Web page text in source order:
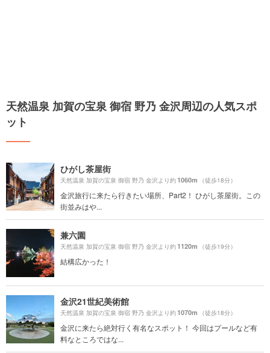
天然温泉 加賀の宝泉 御宿 野乃 金沢周辺の人気スポ
ット
ひがし茶屋街
天然温泉 加賀の宝泉 御宿 野乃 金沢より約1060m （徒歩18分）
金沢旅行に来たら行きたい場所、Part2！ ひがし茶屋街。この
街並みはや...
兼六園
天然温泉 加賀の宝泉 御宿 野乃 金沢より約1120m （徒歩19分）
結構広かった！
金沢21世紀美術館
天然温泉 加賀の宝泉 御宿 野乃 金沢より約1070m （徒歩18分）
金沢に来たら絶対行く有名なスポット！ 今回はプールなど有
料なところではな...